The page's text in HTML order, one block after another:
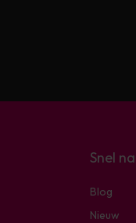
Snel
Blog
Nieuw